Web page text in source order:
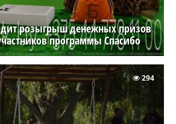
розыгрыш денежных призов
программы Спасибо
294